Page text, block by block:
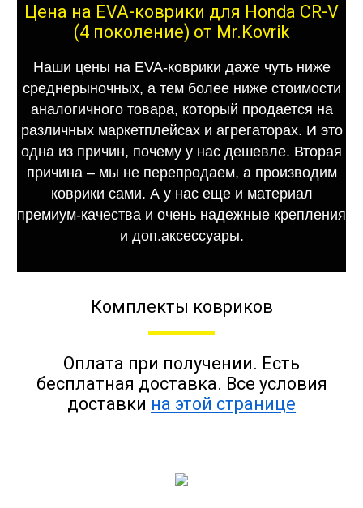
Цена на EVA-коврики для Honda CR-V
(4 поколение) от Mr.Kovrik
Наши цены на EVA-коврики даже чуть ниже
среднерыночных, а тем более ниже стоимости
аналогичного товара, который продается на
различных маркетплейсах и агрегаторах. И это
одна из причин, почему у нас дешевле. Вторая
причина – мы не перепродаем, а производим
коврики сами. А у нас еще и материал
премиум-качества и очень надежные крепления
и доп.аксессуары.
Комплекты ковриков
Оплата при получении. Есть
бесплатная доставка. Все условия
доставки на этой странице